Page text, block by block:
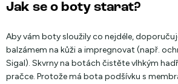
Jak se o boty starat?
Aby vám boty sloužily co nejdéle,
balzámem na kůži a impregnovat (např.
Sigal). Skvrny na botách čistěte vlhkým
pračce. Protože má bota podšívku s